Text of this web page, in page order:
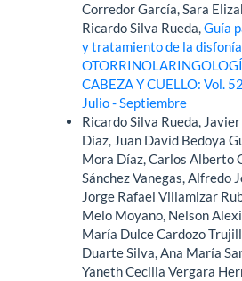
Corredor García, Sara
Ricardo Silva Rueda,Guía
y tratamiento de la
CABEZA Y CUELLO: Vol.
Julio - Septiembre
Ricardo Silva Rueda,
Díaz, Juan David Bedoya
Mora Díaz, Carlos Alberto
Sánchez Vanegas, Alfredo
Jorge Rafael Villamizar
Melo Moyano, Nelson
María Dulce Cardozo
Duarte Silva, Ana María
Yaneth Cecilia Vergara